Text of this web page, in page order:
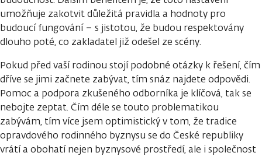
umožňuje zakotvit důležitá pravidla a hodnoty pro
budoucí fungování – s jistotou, že budou respektovány
dlouho poté, co zakladatel již odešel ze scény.
Pokud před vaší rodinou stojí podobné otázky k řešení, čím
dříve se jimi začnete zabývat, tím snáz najdete odpovědi.
Pomoc a podpora zkušeného odborníka je klíčová, tak se
nebojte zeptat. Čím déle se touto problematikou
zabývám, tím více jsem optimistický v tom, že tradice
opravdového rodinného byznysu se do České republiky
vrátí a obohatí nejen byznysové prostředí, ale i společnost